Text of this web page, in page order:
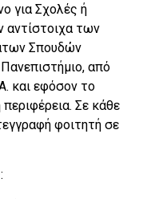
για Σχολές ή
των
Σπουδών
από
και εφόσον το
Σε κάθε
φοιτητή σε